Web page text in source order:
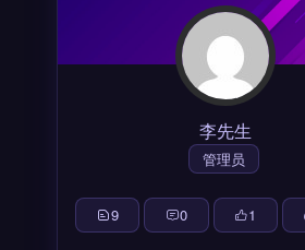
李先生
管理员
9 0 1